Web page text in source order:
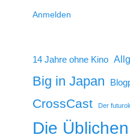
Anmelden
14 Jahre ohne Kino
Big in Japan
CrossCast Der
Die